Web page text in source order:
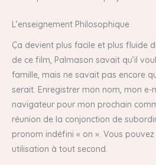
L’enseignement Philosophique
Ça devient plus facile et plus fluide
de ce film, Palmason savait qu’il
famille, mais ne savait pas encore
serait. Enregistrer mon nom, mon
navigateur pour mon prochain
réunion de la conjonction de
pronom indéfini « on ». Vous
utilisation à tout second.